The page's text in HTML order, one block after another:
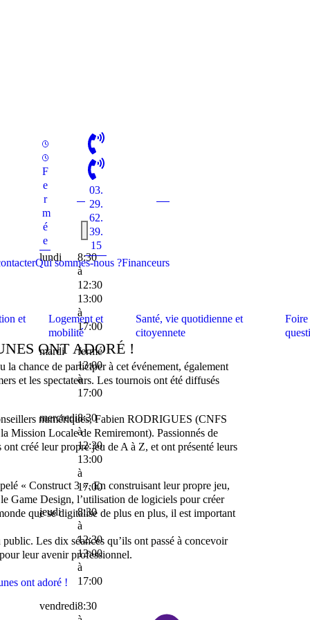
F
e
r
m
é
e
lundi
8:30
à
12:30
13:00
à
17:00
mardi
fermé
13:00
à
17:00
mercredi8:30
à
12:30
13:00
à
17:00
jeudi
8:30
à
12:30
13:00
à
17:00
vendredi8:30
03.
29.
62.
39.
15
et
Logement et
mobilité
Santé, vie quotidienne et
citoyennete
Foire
Qui sommes-nous ?Financeurs
ONT ADORÉ !
chance de participer à cet événement, également
et les spectateurs. Les tournois ont été diffusés
numériques, Fabien RODRIGUES (CNFS
Mission Locale de Remiremont). Passionnés de
créé leur propre jeu de A à Z, et ont présenté leurs
« Construct 3 ». En construisant leur propre jeu,
Game Design, l’utilisation de logiciels pour créer
que se digitalise de plus en plus, il est important
Les dix séances qu’ils ont passé à concevoir
leur avenir professionnel.